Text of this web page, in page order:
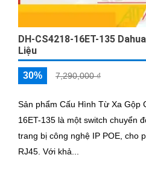
DH-CS4218-16ET-135
Liệu
30% 7,290,000 ₫
Sản phẩm Cấu Hình Từ Xa Gộp
16ET-135 là một switch chuyển
trang bị công nghệ IP POE, cho
RJ45. Với khả...